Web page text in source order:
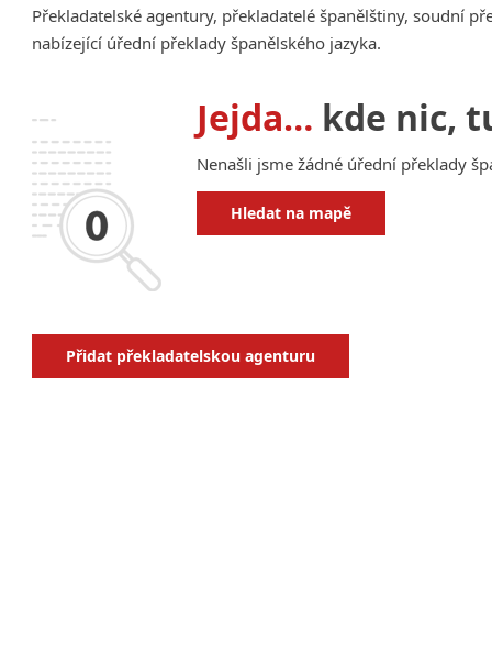
Amharština
Arabština
Azerbajdžánština
Bambarština
Bantuské jazyky
Barmština
Baskičtina
Překladatelské agentury, překladatelé španělštiny, soudní
nabízející úřední překlady španělského jazyka.
Jejda… kde nic,
Nenašli jsme žádné úřední překlady
Hledat na mapě
Přidat překladatelskou agenturu